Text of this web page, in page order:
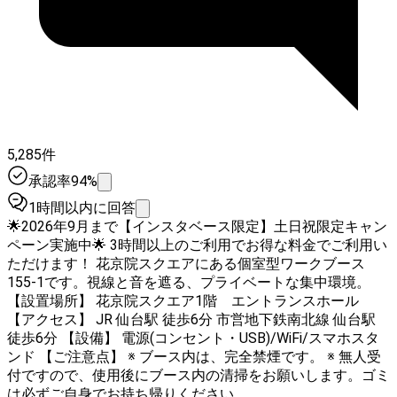
5,285件
承認率94%
1時間以内に回答
🌟2026年9月まで【インスタベース限定】土日祝限定キャン
ペーン実施中🌟 3時間以上のご利用でお得な料金でご利用い
ただけます！ 花京院スクエアにある個室型ワークブース
155-1です。視線と音を遮る、プライベートな集中環境。
【設置場所】 花京院スクエア1階 エントランスホール
【アクセス】 JR 仙台駅 徒歩6分 市営地下鉄南北線 仙台駅
徒歩6分 【設備】 電源(コンセント・USB)/WiFi/スマホスタ
ンド 【ご注意点】 ※ ブース内は、完全禁煙です。 ※ 無人受
付ですので、使用後にブース内の清掃をお願いします。ゴミ